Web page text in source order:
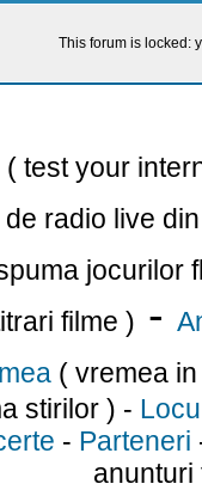
This forum is locked:
( test your
radio live
jocurilor
filme ) -
( vremea
stirilor ) -
- Parteneri
anunturi